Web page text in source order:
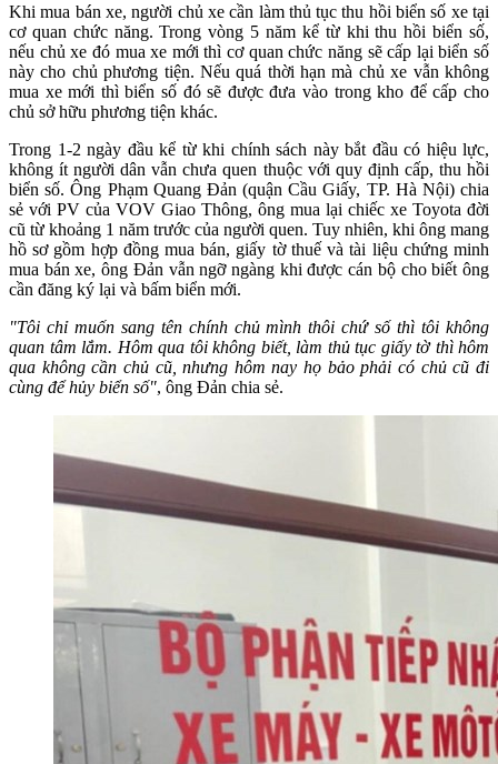
Khi mua bán xe, người chủ xe cần làm thủ tục thu hồi biển số xe tại
cơ quan chức năng. Trong vòng 5 năm kể từ khi thu hồi biển số,
nếu chủ xe đó mua xe mới thì cơ quan chức năng sẽ cấp lại biển số
này cho chủ phương tiện. Nếu quá thời hạn mà chủ xe vẫn không
mua xe mới thì biển số đó sẽ được đưa vào trong kho để cấp cho
chủ sở hữu phương tiện khác.
Trong 1-2 ngày đầu kể từ khi chính sách này bắt đầu có hiệu lực,
không ít người dân vẫn chưa quen thuộc với quy định cấp, thu hồi
biển số. Ông Phạm Quang Đản (quận Cầu Giấy, TP. Hà Nội) chia
sẻ với PV của VOV Giao Thông, ông mua lại chiếc xe Toyota đời
cũ từ khoảng 1 năm trước của người quen. Tuy nhiên, khi ông mang
hồ sơ gồm hợp đồng mua bán, giấy tờ thuế và tài liệu chứng minh
mua bán xe, ông Đản vẫn ngỡ ngàng khi được cán bộ cho biết ông
cần đăng ký lại và bấm biển mới.
"Tôi chỉ muốn sang tên chính chủ mình thôi chứ số thì tôi không
quan tâm lắm. Hôm qua tôi không biết, làm thủ tục giấy tờ thì hôm
qua không cần chủ cũ, nhưng hôm nay họ bảo phải có chủ cũ đi
cùng để hủy biển số", ông Đản chia sẻ.